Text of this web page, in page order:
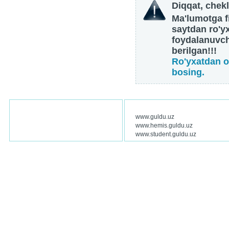
Diqqat,
Ma'lumotga
saytdan
berilgan!!!
Ro'yxatdan
bosing.
www.guldu.uz
www.hemis.guldu.uz
www.student.guldu.uz